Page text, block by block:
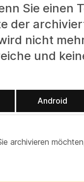
Sie einen
der
nicht
und
Android
archivieren